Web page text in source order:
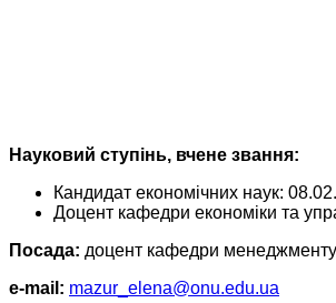
Науковий ступінь, вчене звання:
Кандидат економічних наук:
Доцент кафедри економіки та
Посада: доцент кафедри менеджменту
e-mail: mazur_elena@onu.edu.ua